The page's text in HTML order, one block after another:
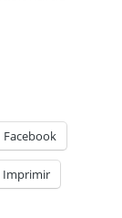
Facebook
Imprimir